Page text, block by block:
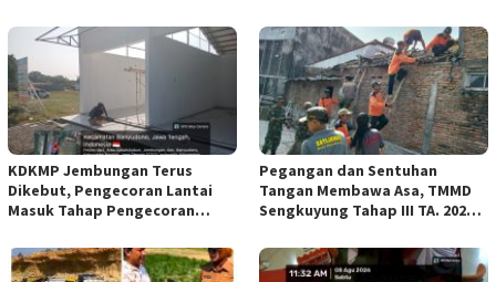
KDKMP Jembungan Terus
Dikebut, Pengecoran Lantai
Masuk Tahap Pengecoran
Pegangan dan Sentuhan
Tangan Membawa Asa, TMMD
Sengkuyung Tahap III TA. 2026